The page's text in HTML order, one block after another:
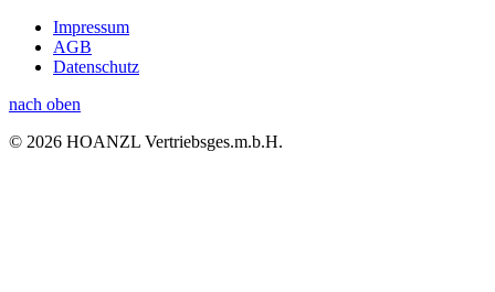
Impressum
AGB
Datenschutz
nach oben
© 2026 HOANZL Vertriebsges.m.b.H.